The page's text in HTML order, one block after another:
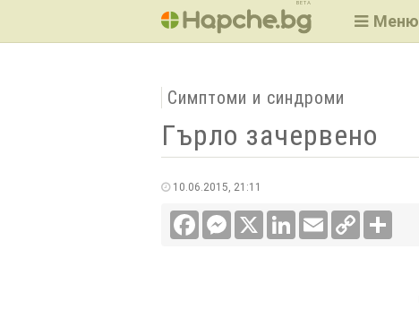
BETA
Меню
Симптоми и синдроми
Гърло зачервено
10.06.2015, 21:11
FacebookMessenger LinkedInEmail
Copy
Link